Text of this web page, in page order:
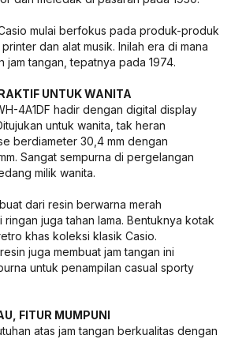
mulai berfokus pada produk-produk
dan alat musik. Inilah era di mana
jam tangan, tepatnya pada 1974.
UNTUK WANITA
4A1DF hadir dengan digital display
untuk wanita, tak heran
berdiameter 30,4 mm dengan
Sangat sempurna di pergelangan
milik wanita.
dari resin berwarna merah
ringan juga tahan lama. Bentuknya kotak
khas koleksi klasik Casio.
juga membuat jam tangan ini
untuk penampilan casual sporty
FITUR MUMPUNI
atas jam tangan berkualitas dengan